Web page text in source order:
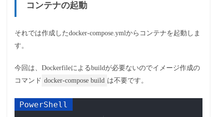
コンテナの起動
それでは作成したdocker-compose.ymlからコンテナを起動しま
す。
今回は、Dockerfileによるbuildが必要ないのでイメージ作成の
コマンド docker-compose build は不要です。